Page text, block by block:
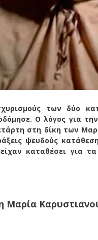
των δύο
Ο λόγος για
στη δίκη των
ψευδούς
καταθέσει για
Μαρία